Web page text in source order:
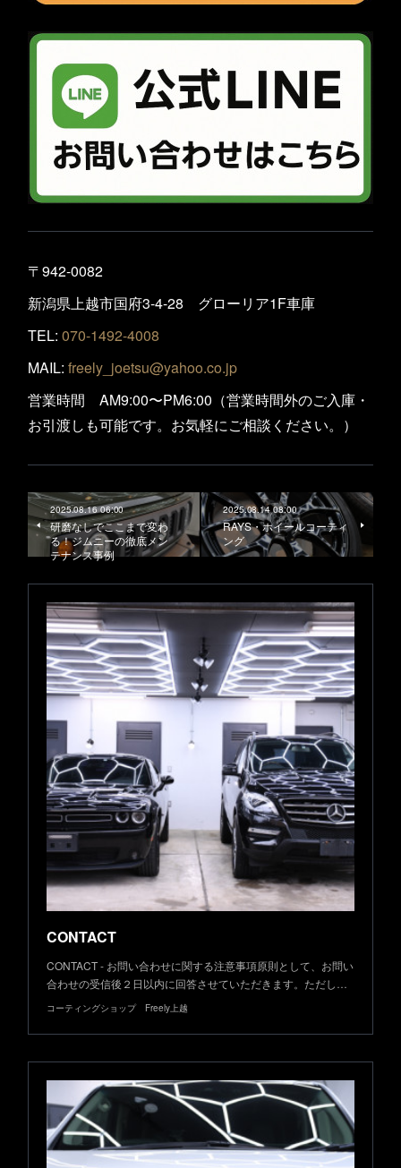
〒942-0082
新潟県上越市国府3-4-28 グローリア1F車庫
TEL: 070-1492-4008
MAIL: freely_joetsu@yahoo.co.jp
営業時間 AM9:00〜PM6:00（営業時間外のご入庫・
お引渡しも可能です。お気軽にご相談ください。）
2025.08.16 06:00
研磨なしでここまで変わ
る！ジムニーの徹底メン
テナンス事例
2025.08.14 08:00
RAYS・ホイールコーティ
ング
CONTACT
CONTACT - お問い合わせに関する注意事項原則として、お問い
合わせの受信後２日以内に回答させていただきます。ただし…
コーティングショップ Freely上越